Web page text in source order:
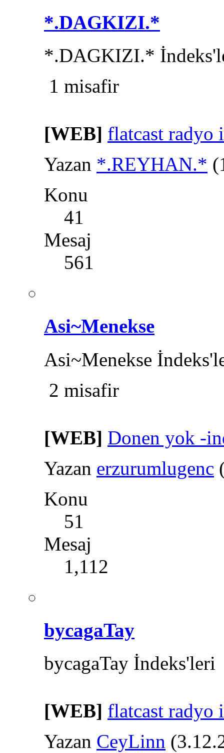
*.DAGKIZI.*
*.DAGKIZI.*
1 misafir
[WEB] flatcast radyo
Yazan *.REYHAN.*
Konu
41
Mesaj
561
Asi~Menekse
Asi~Menekse
2 misafir
[WEB] Donen yok -
Yazan erzurumlugenc
Konu
51
Mesaj
1,112
bycagaTay
bycagaTay İndeks'leri
[WEB] flatcast radyo
Yazan CeyLinn